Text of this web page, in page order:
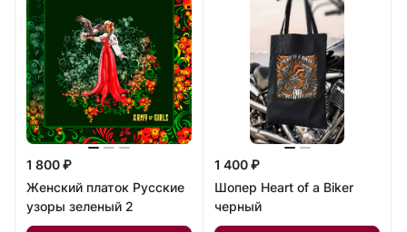
1 800 ₽
Женский платок Русские
узоры зеленый 2
1 400 ₽
Шопер Heart of a Biker
черный